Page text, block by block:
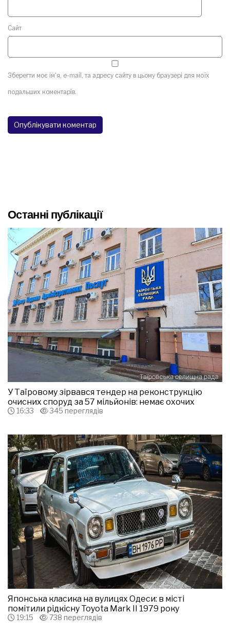
Сайт
Зберегти моє ім'я, e-mail, та адресу сайту в цьому браузері для моїх
подальших коментарів.
Останні публікації
У Таїровому зірвався тендер на реконструкцію
очисних споруд за 57 мільйонів: немає охочих
16:33 345 переглядів
Японська класика на вулицях Одеси: в місті
помітили рідкісну Toyota Mark II 1979 року
19:15 738 переглядів